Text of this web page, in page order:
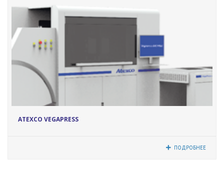
ATEXCO VEGAPRESS
ПОДРОБНЕЕ